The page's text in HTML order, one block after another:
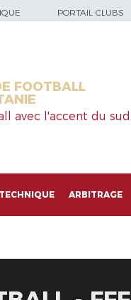
PORTAIL CLUBS
FOOTBALL
avec l'accent du sud.
TECHNIQUE ARBITRAGE